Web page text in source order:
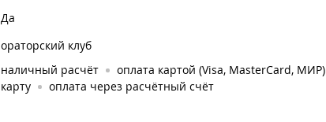
Да
ораторский клуб
наличный расчёт оплата картой (Visa, MasterCard, МИР)
карту
оплата через расчётный счёт